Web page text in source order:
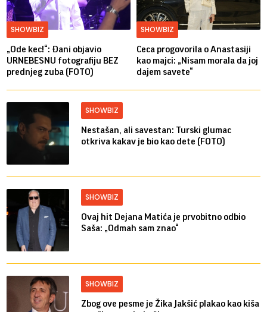
SHOWBIZ
„Ode kec!“: Đani objavio
URNEBESNU fotografiju BEZ
prednjeg zuba (FOTO)
SHOWBIZ
Ceca progovorila o Anastasiji
kao majci: „Nisam morala da joj
dajem savete“
SHOWBIZ
Nestašan, ali savestan: Turski glumac
otkriva kakav je bio kao dete (FOTO)
SHOWBIZ
Ovaj hit Dejana Matića je prvobitno odbio
Saša: „Odmah sam znao“
SHOWBIZ
Zbog ove pesme je Žika Jakšić plakao kao kiša